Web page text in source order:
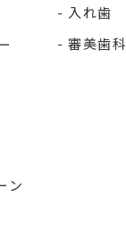
入れ歯
審美歯科